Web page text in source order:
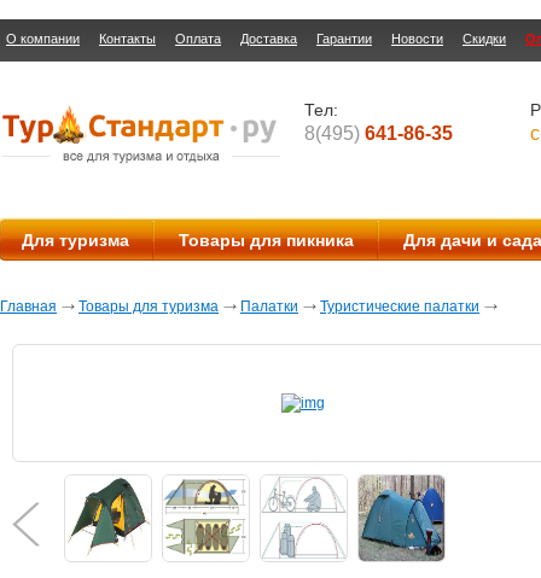
О компании Контакты Оплата Доставка Гарантии Новости Скидки
Тел:
8(495) 641-86-35
Для туризма Товары для пикника Для дачи и сада
Главная Товары для туризма Палатки Туристические палатки